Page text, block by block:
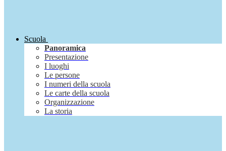
Scuola
Panoramica
Presentazione
I luoghi
Le persone
I numeri della scuola
Le carte della scuola
Organizzazione
La storia